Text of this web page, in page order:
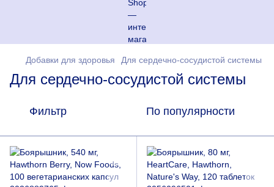
Добавки для здоровья Для сердечно-сосудистой системы
Для сердечно-сосудистой системы
Фильтр По популярности